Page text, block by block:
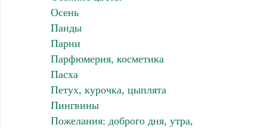
Осень
Панды
Парни
Парфюмерия, косметика
Пасха
Петух, курочка, цыплята
Пингвины
Пожелания: доброго дня, утра,